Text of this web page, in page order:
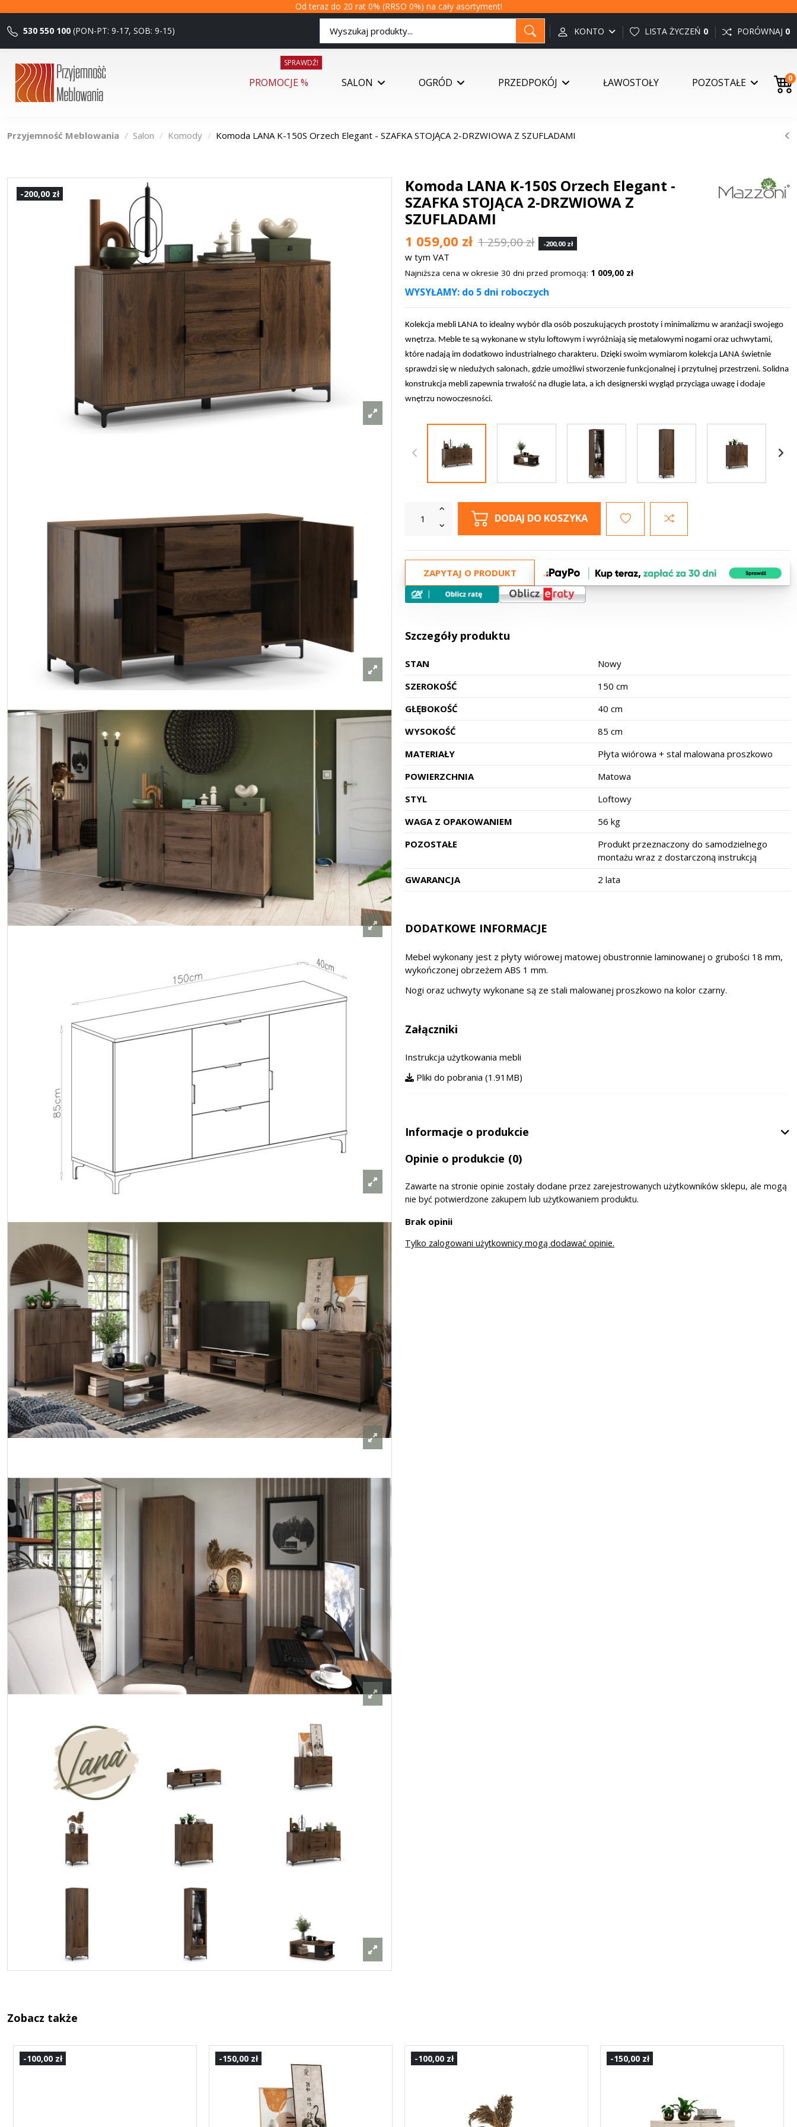
Od teraz do 20 rat 0% (RRSO 0%) na cały asortyment!
530 550 100 (PON-PT: 9-17, SOB: 9-15) KONTO LISTA ŻYCZEŃ 0 PORÓWNAJ 0
PROMOCJE %
SPRAWDŹ!
SALON OGRÓD PRZEDPOKÓJ ŁAWOSTOŁY POZOSTAŁE 0
Przyjemność Meblowania Salon Komody Komoda LANA K-150S Orzech Elegant - SZAFKA STOJĄCA 2-DRZWIOWA Z SZUFLADAMI
-200,00 zł
Komoda LANA K-150S Orzech Elegant -
SZAFKA STOJĄCA 2-DRZWIOWA Z
SZUFLADAMI
1 059,00 zł 1 259,00 zł -200,00 zł
w tym VAT
Najniższa cena w okresie 30 dni przed promocją: 1 009,00 zł
WYSYŁAMY: do 5 dni roboczych
Kolekcja mebli LANA to idealny wybór dla osób poszukujących prostoty i minimalizmu w aranżacji swojego
wnętrza. Meble te są wykonane w stylu loftowym i wyróżniają się metalowymi nogami oraz uchwytami,
które nadają im dodatkowo industrialnego charakteru. Dzięki swoim wymiarom kolekcja LANA świetnie
sprawdzi się w niedużych salonach, gdzie umożliwi stworzenie funkcjonalnej i przytulnej przestrzeni. Solidna
konstrukcja mebli zapewnia trwałość na długie lata, a ich designerski wygląd przyciąga uwagę i dodaje
wnętrzu nowoczesności.
DODAJ DO KOSZYKA
ZAPYTAJ O PRODUKT
Szczegóły produktu
STAN
Nowy
SZEROKOŚĆ
150 cm
GŁĘBOKOŚĆ
40 cm
WYSOKOŚĆ
85 cm
MATERIAŁY
Płyta wiórowa + stal malowana proszkowo
POWIERZCHNIA
Matowa
STYL
Loftowy
WAGA Z OPAKOWANIEM
56 kg
POZOSTAŁE
Produkt przeznaczony do samodzielnego
montażu wraz z dostarczoną instrukcją
GWARANCJA
2 lata
DODATKOWE INFORMACJE
Mebel wykonany jest z płyty wiórowej matowej obustronnie laminowanej o grubości 18 mm,
wykończonej obrzeżem ABS 1 mm.
Nogi oraz uchwyty wykonane są ze stali malowanej proszkowo na kolor czarny.
Załączniki
Instrukcja użytkowania mebli
Pliki do pobrania (1.91MB)
Informacje o produkcie
Opinie o produkcie (0)
Zawarte na stronie opinie zostały dodane przez zarejestrowanych użytkowników sklepu, ale mogą
nie być potwierdzone zakupem lub użytkowaniem produktu.
Brak opinii
Tylko zalogowani użytkownicy mogą dodawać opinie.
Zobacz także
-100,00 zł -150,00 zł -100,00 zł -150,00 zł